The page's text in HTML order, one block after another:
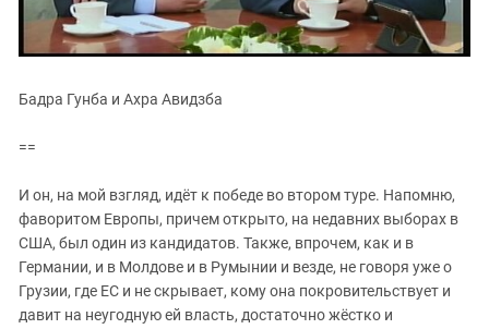
Бадра Гунба и Ахра Авидзба
==
И он, на мой взгляд, идёт к победе во втором туре. Напомню,
фаворитом Европы, причем открыто, на недавних выборах в
США, был один из кандидатов. Также, впрочем, как и в
Германии, и в Молдове и в Румынии и везде, не говоря уже о
Грузии, где ЕС и не скрывает, кому она покровительствует и
давит на неугодную ей власть, достаточно жёстко и